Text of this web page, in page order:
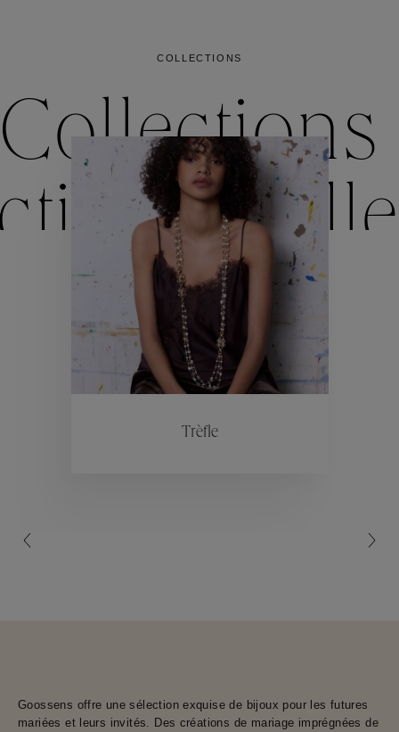
COLLECTIONS
Collections
Collections
Trèfle
Goossens offre une sélection exquise de bijoux pour les futures
mariées et leurs invités. Des créations de mariage imprégnées de